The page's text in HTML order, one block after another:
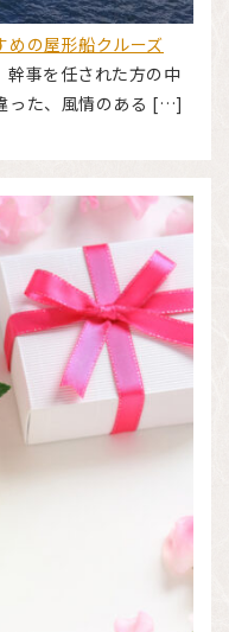
めの屋形船クルーズ
幹事を任された方の中
った、風情のある […]